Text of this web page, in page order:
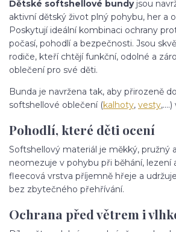
Dětské softshellové bundyjsou
aktivní dětský život plný pohybu, her a
Poskytují ideální kombinaci ochrany
počasí, pohodlí a bezpečnosti. Jsou
rodiče, kteří chtějí funkční, odolné a
oblečení pro své děti.
Bunda je navržena tak, aby přirozeně
softshellové oblečení (kalhoty, vesty
Pohodlí, které děti ocení
Softshellový materiál je měkký, pružný
neomezuje v pohybu při běhání, lezení
fleecová vrstva příjemně hřeje a
bez zbytečného přehřívání.
Ochrana před větrem i